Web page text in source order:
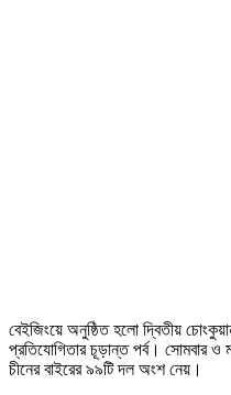
বেইজিংয়ে অনুষ্ঠিত হলো দ্বিতীয়
প্রতিযোগিতার চূড়ান্ত পর্ব। সোমবার ও
চীনের বাইরের ৯৯টি দল অংশ নেয়।